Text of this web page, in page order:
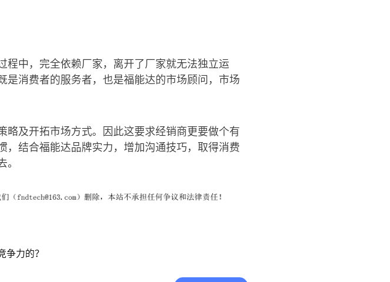
中，完全依赖厂家，离开了厂家就无法独立运
消费者的服务者，也是福能达的市场顾问，市场
及开拓市场方式。因此这要求经销商更要做个有
结合福能达品牌实力，增加沟通技巧，取得消费
力的？